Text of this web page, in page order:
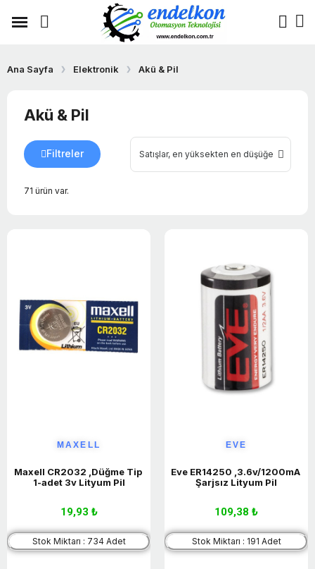
Ana Sayfa Elektronik Akü & Pil
Akü & Pil
71 ürün var.
Filtreler
MAXELL
Maxell CR2032 ,Düğme Tip
1-adet 3v Lityum Pil
19,93 ₺
Stok Miktarı : 734 Adet
EVE
Eve ER14250 ,3.6v/1200mA
Şarjsız Lityum Pil
109,38 ₺
Stok Miktarı : 191 Adet